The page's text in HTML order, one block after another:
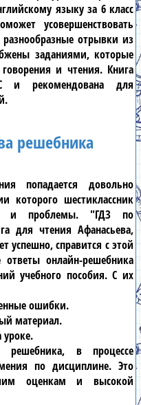
языку за 6 класс
усовершенствовать
отрывки из
заданиями, которые
и чтения. Книга
и рекомендована для
решебника
попадается довольно
которого шестиклассник
и проблемы. "ГДЗ по
для чтения Афанасьева,
успешно, справится с этой
ответы онлайн-решебника
учебного пособия. С их
ошибки.
материал.
уроке.
решебника, в процессе
по дисциплине. Это
оценкам и высокой